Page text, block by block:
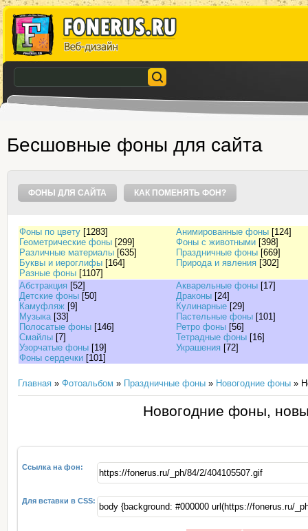
Бесшовные фоны для сайта
ФОНЫ ДЛЯ САЙТА КАК ПОМЕНЯТЬ ФОН?
Фоны по цвету [1283] Анимированные фоны [124]
Геометрические фоны [299] Фоны с животными [398]
Различные материалы [635] Праздничные фоны [669]
Буквы и иероглифы [164] Природа и явления [302]
Разные фоны [1107]
Абстракция [52] Акварельные фоны [17]
Детские фоны [50] Драконы [24]
Камуфляж [9] Кулинарные [29]
Музыка [33] Пастельные фоны [101]
Полосатые фоны [146] Ретро фоны [56]
Смайлы [7] Тетрадные фоны [16]
Узорчатые фоны [19] Украшения [72]
Фоны сердечки [101]
Главная » Фотоальбом » Праздничные фоны » Новогодние фоны »
Новогодние фоны,
Ссылка на фон:
Для вставки в CSS: